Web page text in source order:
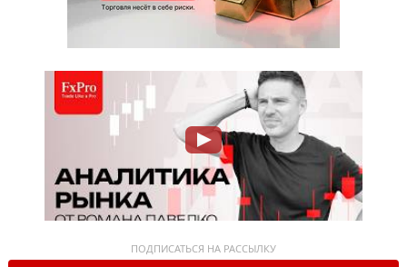
ПОДПИСАТЬСЯ НА РАССЫЛКУ